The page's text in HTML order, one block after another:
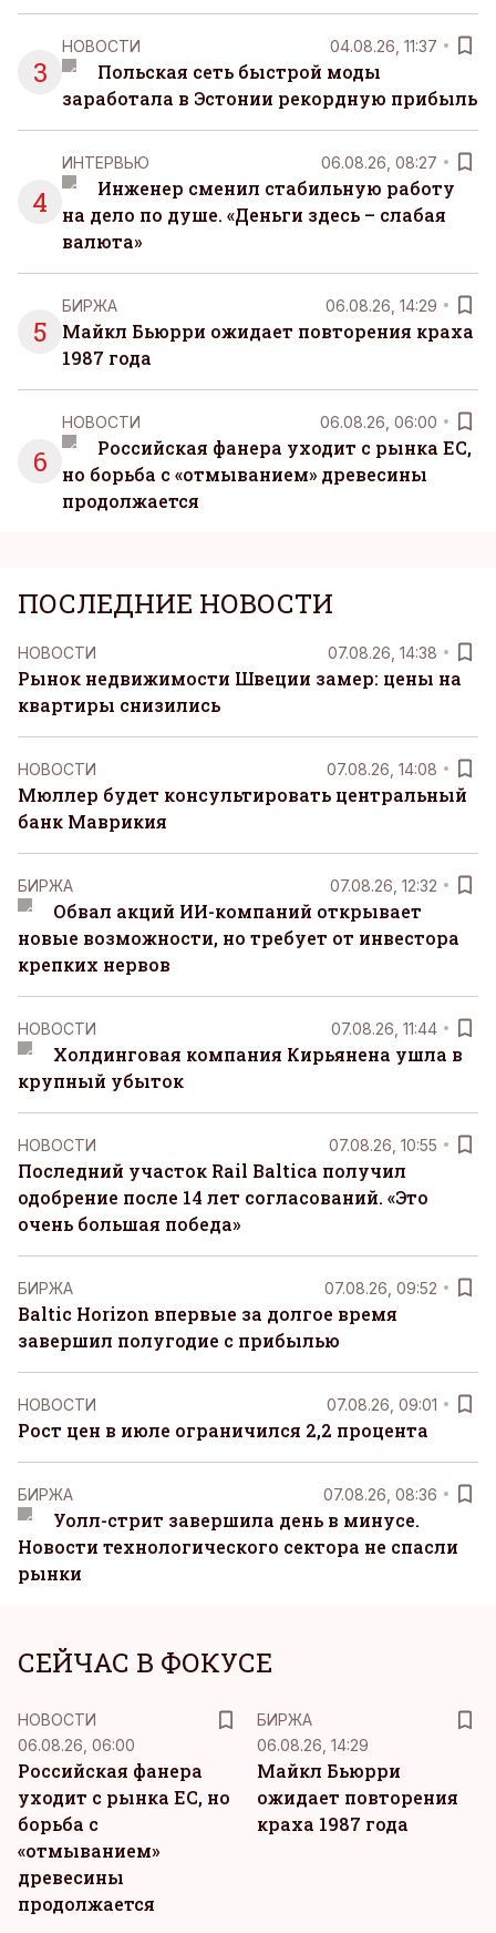
3
НОВОСТИ 04.08.26, 11:37
Польская сеть быстрой моды
заработала в Эстонии рекордную прибыль
4
ИНТЕРВЬЮ 06.08.26, 08:27
Инженер сменил стабильную работу
на дело по душе. «Деньги здесь – слабая
валюта»
5
БИРЖА 06.08.26, 14:29
Майкл Бьюрри ожидает повторения краха
1987 года
6
НОВОСТИ 06.08.26, 06:00
Российская фанера уходит с рынка ЕС,
но борьба с «отмыванием» древесины
продолжается
ПОСЛЕДНИЕ НОВОСТИ
НОВОСТИ 07.08.26, 14:38
Рынок недвижимости Швеции замер: цены на
квартиры снизились
НОВОСТИ 07.08.26, 14:08
Мюллер будет консультировать центральный
банк Маврикия
БИРЖА 07.08.26, 12:32
Обвал акций ИИ-компаний открывает
новые возможности, но требует от инвестора
крепких нервов
НОВОСТИ 07.08.26, 11:44
Холдинговая компания Кирьянена ушла в
крупный убыток
НОВОСТИ 07.08.26, 10:55
Последний участок Rail Baltica получил
одобрение после 14 лет согласований. «Это
очень большая победа»
БИРЖА 07.08.26, 09:52
Baltic Horizon впервые за долгое время
завершил полугодие с прибылью
НОВОСТИ 07.08.26, 09:01
Рост цен в июле ограничился 2,2 процента
БИРЖА 07.08.26, 08:36
Уолл-стрит завершила день в минусе.
Новости технологического сектора не спасли
рынки
СЕЙЧАС В ФОКУСЕ
НОВОСТИ
06.08.26, 06:00
Российская фанера
уходит с рынка ЕС, но
борьба с
«отмыванием»
древесины
продолжается
БИРЖА
06.08.26, 14:29
Майкл Бьюрри
ожидает повторения
краха 1987 года